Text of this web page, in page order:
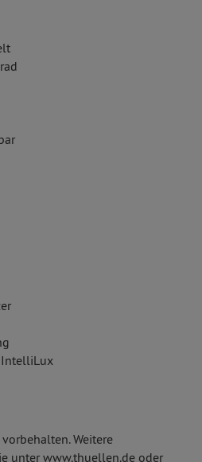
IntelliLux
Weitere
unter www.thuellen.de oder